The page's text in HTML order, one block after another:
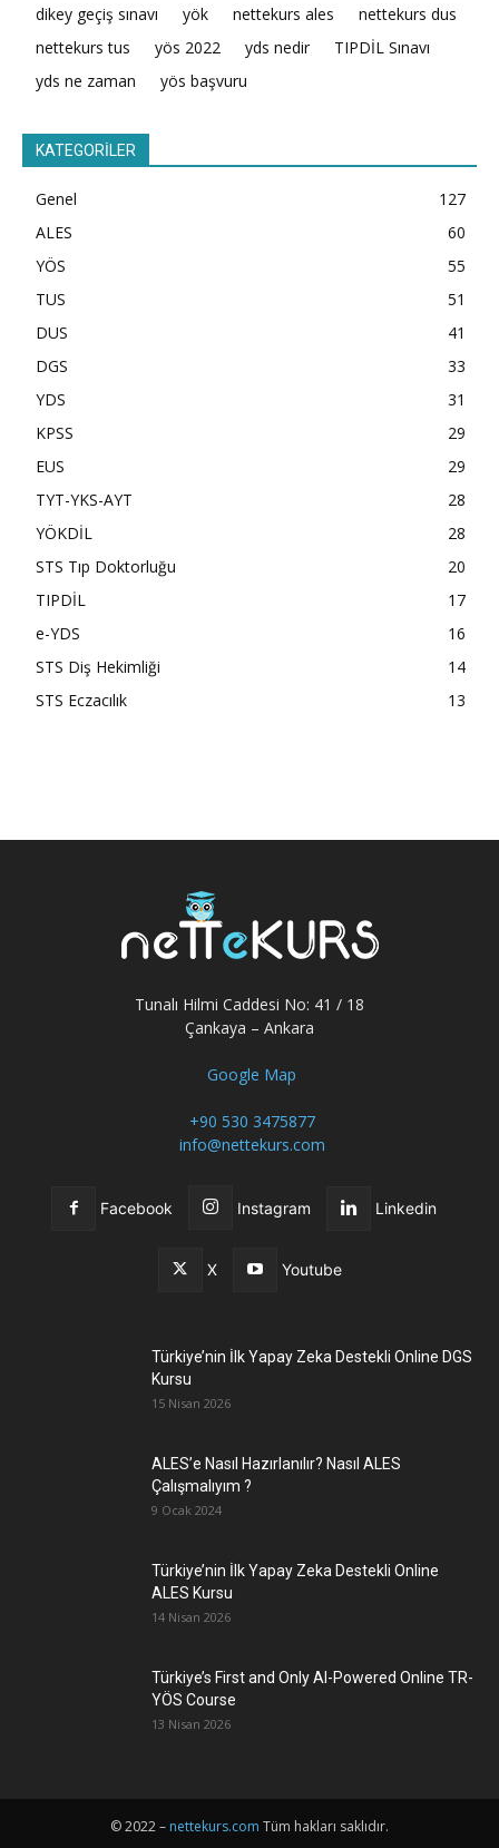
dikey geçiş sınavı
yök nettekurs ales
nettekurs dus
nettekurs tus
yös 2022 yds nedir
TIPDİL Sınavı
yds ne zaman
yös başvuru
KATEGORİLER
Genel
127
ALES
60
YÖS
55
TUS
51
DUS
41
DGS
33
YDS
31
KPSS
29
EUS
29
TYT-YKS-AYT
28
YÖKDİL
28
STS Tıp Doktorluğu
20
TIPDİL
17
e-YDS
16
STS Diş Hekimliği
14
STS Eczacılık
13
Tunalı Hilmi Caddesi No: 41 / 18
Çankaya – Ankara
Google Map
+90 530 3475877
info@nettekurs.com
Facebook Instagram Linkedin
X Youtube
Türkiye’nin İlk Yapay Zeka Destekli Online DGS
Kursu
15 Nisan 2026
ALES’e Nasıl Hazırlanılır? Nasıl ALES
Çalışmalıyım ?
9 Ocak 2024
Türkiye’nin İlk Yapay Zeka Destekli Online
ALES Kursu
14 Nisan 2026
Türkiye’s First and Only AI-Powered Online TR-
YÖS Course
13 Nisan 2026
© 2022 – nettekurs.com Tüm hakları saklıdır.